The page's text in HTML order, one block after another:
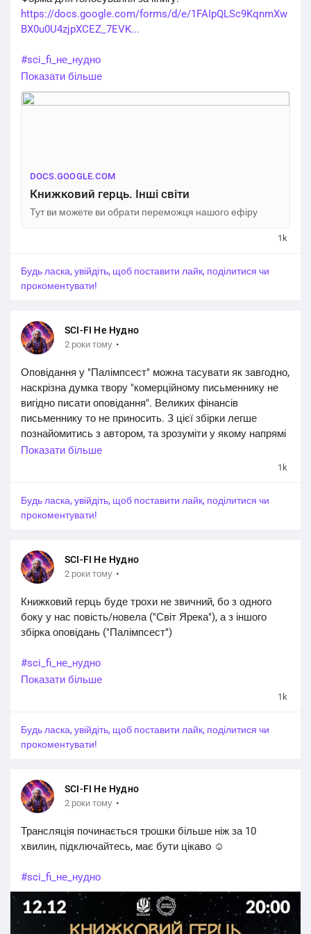
#sci_fi_не_нудно
https://docs.google.com/forms/d/e/1FAIpQLSc9KqnmXw
BX0u0U4zjpXCEZ_7EVK...
#sci_fi_не_нудно
Показати більше
DOCS.GOOGLE.COM
Книжковий герць. Інші світи
Тут ви можете ви обрати переможця нашого ефіру
1k
Будь ласка, увійдіть, щоб поставити лайк, поділитися чи
прокоментувати!
SCI-FI Не Нудно
2 роки тому ·
Оповідання у "Палімпсест" можна тасувати як завгодно,
наскрізна думка твору "комерційному письменнику не
вигідно писати оповідання". Великих фінансів
письменнику то не приносить. З цієї збірки легше
познайомитись з автором, та зрозуміти у якому напрямі
далі просуватись, бо в автора є і жорстка наукова
фантастика і лавкрафтіанські мотиви та фентезі на межі
було б почитати, і на думку адміна, було б добре, якщо
у багатьох авторів було б щось таке, аби можна було
#sci_fi_не_нудно
Показати більше
1k
Будь ласка, увійдіть, щоб поставити лайк, поділитися чи
прокоментувати!
SCI-FI Не Нудно
2 роки тому ·
Книжковий герць буде трохи не звичний, бо з одного
боку у нас повість/новела ("Світ Ярека"), а з іншого
збірка оповідань ("Палімпсест")
#sci_fi_не_нудно
Показати більше
1k
Будь ласка, увійдіть, щоб поставити лайк, поділитися чи
прокоментувати!
SCI-FI Не Нудно
2 роки тому ·
Трансляція починається трошки більше ніж за 10
хвилин, підключайтесь, має бути цікаво ☺️
#sci_fi_не_нудно